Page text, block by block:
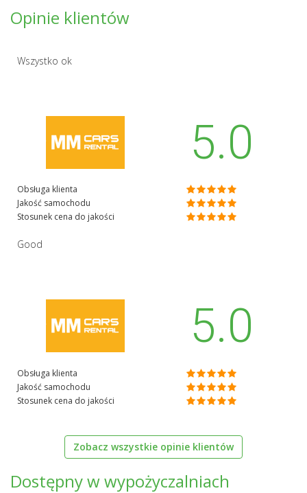
Opinie klientów
Wszystko ok
5.0
Obsługa klienta
Jakość samochodu
Stosunek cena do jakości
Good
5.0
Obsługa klienta
Jakość samochodu
Stosunek cena do jakości
Zobacz wszystkie opinie klientów
Dostępny w wypożyczalniach